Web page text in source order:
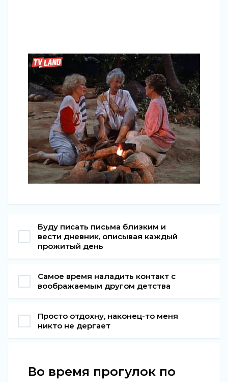
Буду писать письма близким и
вести дневник, описывая каждый
прожитый день
Самое время наладить контакт с
воображаемым другом детства
Просто отдохну, наконец-то меня
никто не дергает
Во время прогулок по